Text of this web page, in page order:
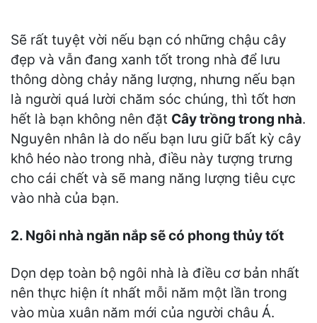
Sẽ rất tuyệt vời nếu bạn có những chậu cây
đẹp và vẫn đang xanh tốt trong nhà để lưu
thông dòng chảy năng lượng, nhưng nếu bạn
là người quá lười chăm sóc chúng, thì tốt hơn
hết là bạn không nên đặt Cây trồng trong nhà.
Nguyên nhân là do nếu bạn lưu giữ bất kỳ cây
khô héo nào trong nhà, điều này tượng trưng
cho cái chết và sẽ mang năng lượng tiêu cực
vào nhà của bạn.
2. Ngôi nhà ngăn nắp sẽ có phong thủy tốt
Dọn dẹp toàn bộ ngôi nhà là điều cơ bản nhất
nên thực hiện ít nhất mỗi năm một lần trong
vào mùa xuân năm mới của người châu Á.